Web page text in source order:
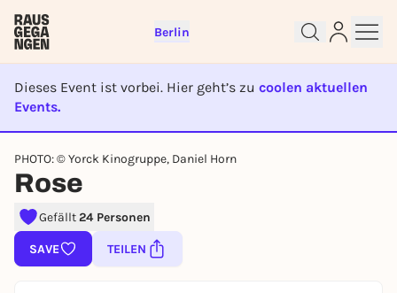
Berlin
Dieses Event ist vorbei. Hier geht’s zu coolen aktuellen
Events.
EVENT IST BEENDET
PHOTO: © Yorck Kinogruppe, Daniel Horn
Rose
Gefällt24 Personen
SAVE TEILEN
Sign up for free and get started
lotteries, you need a free Rausgegangen account.
REGISTER FOR FREE NOW